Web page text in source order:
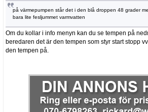
på värmepumpen står det i den blå droppen 48 grader
bara lite fesljummet varmvatten
Om du kollar i info menyn kan du se tempen på
beredaren det är den tempen som styr start stopp
den tempen på.